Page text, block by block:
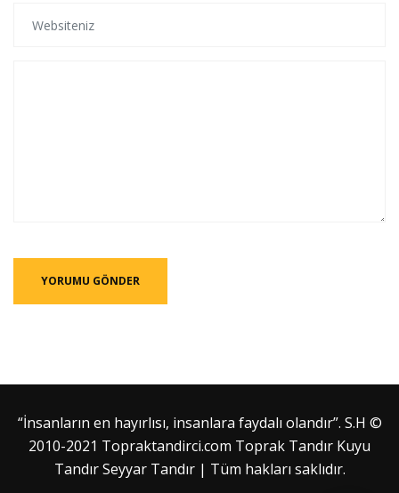
“İnsanların en hayırlısı, insanlara faydalı olandır”. S.H ©
2010-2021 Topraktandirci.com Toprak Tandır Kuyu
Tandır Seyyar Tandır | Tüm hakları saklıdır.